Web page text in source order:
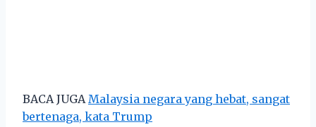
BACA JUGA Malaysia negara yang hebat, sangat
bertenaga, kata Trump